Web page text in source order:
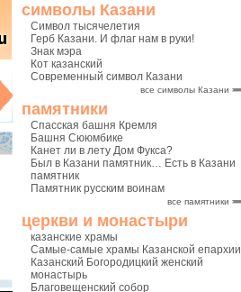
символы Казани
Символ тысячелетия
Герб Казани. И флаг нам в руки!
Знак мэра
Кот казанский
Современный символ Казани
все символы Казани
памятники
Спасская башня Кремля
Башня Сююмбике
Канет ли в лету Дом Фукса?
Был в Казани памятник… Есть в Казани
памятник
Памятник русским воинам
все памятники
церкви и монастыри
казанские храмы
Самые-самые храмы Казанской епархии
Казанский Богородицкий женский
монастырь
Благовещенский собор